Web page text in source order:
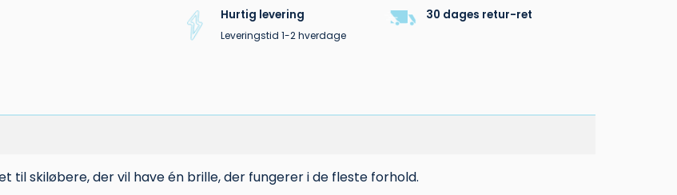
Hurtig levering
Leveringstid 1-2 hverdage
30 dages retur-ret
til skiløbere, der vil have én brille, der fungerer i de fleste forhold.